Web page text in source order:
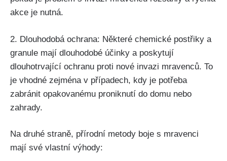
akce je ‍nutná.
2. Dlouhodobá ochrana: Některé chemické postřiky a
granule ‍mají dlouhodobé účinky a poskytují
dlouhotrvající ochranu proti nové invazi mravenců.‌ To
⁢je vhodné zejména v případech, kdy je potřeba
zabránit opakovanému proniknutí⁣ do ⁣domu‍ nebo
zahrady.
Na druhé straně, přírodní metody boje s mravenci
mají své vlastní výhody: